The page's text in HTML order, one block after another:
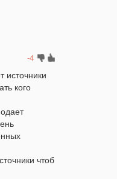
-4
источники
кого
чтоб